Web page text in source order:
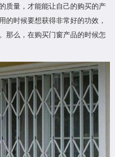
质量，才能能让自己的购买的产
的时候要想获得非常好的功效，
那么，在购买门窗产品的时候怎